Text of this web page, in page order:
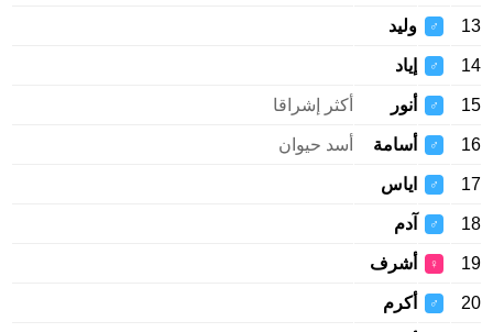
13
♂ وليد
14
♂ إياد
15
♂ أنور أكثر إشراقا
16
♂ أسامة أسد حيوان
17
♂ اياس
18
♂ آدم
19
♀ أشرف
20
♂ أكرم